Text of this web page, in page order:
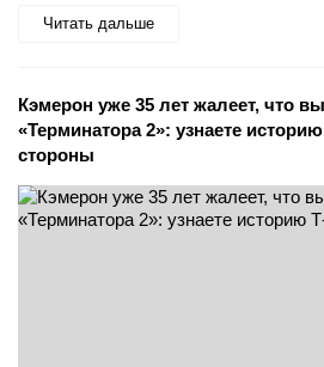
Читать дальше
Кэмерон уже 35 лет жалеет, что
«Терминатора 2»: узнаете
стороны